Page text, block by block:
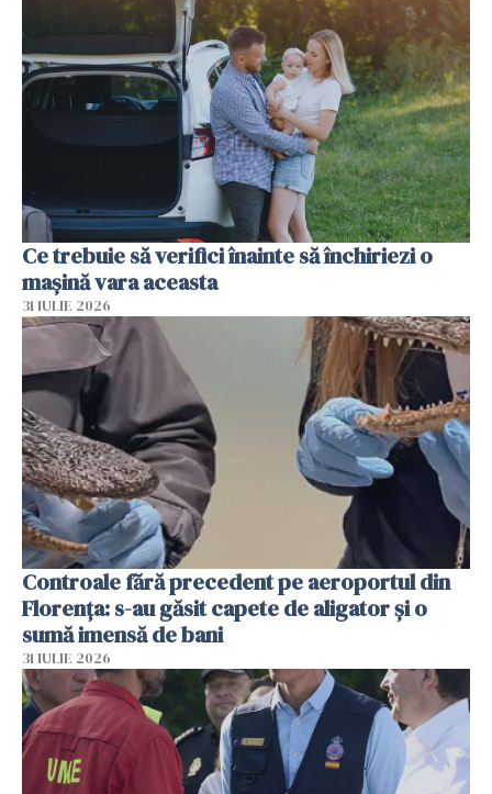
Ce trebuie să verifici înainte să închiriezi o
mașină vara aceasta
31 IULIE 2026
Controale fără precedent pe aeroportul din
Florența: s-au găsit capete de aligator și o
sumă imensă de bani
31 IULIE 2026